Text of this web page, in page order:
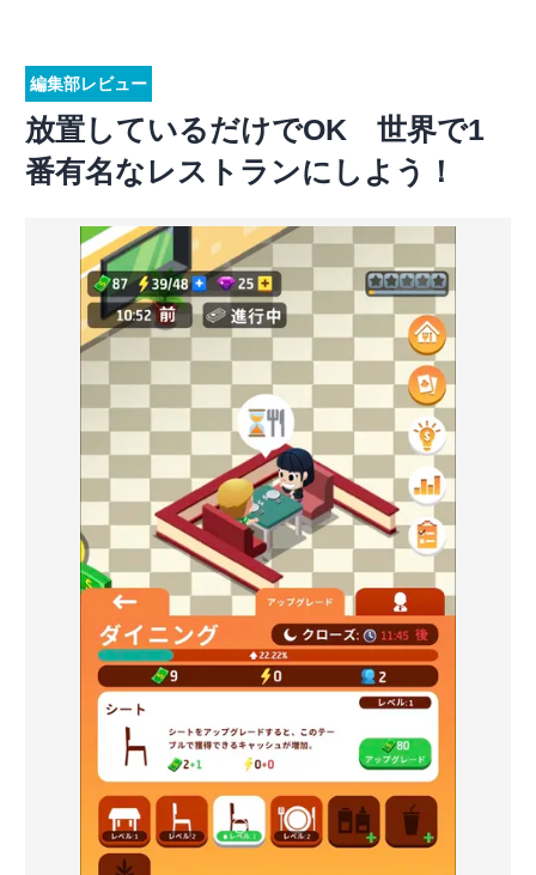
編集部レビュー
放置しているだけでOK 世界で1
番有名なレストランにしよう！